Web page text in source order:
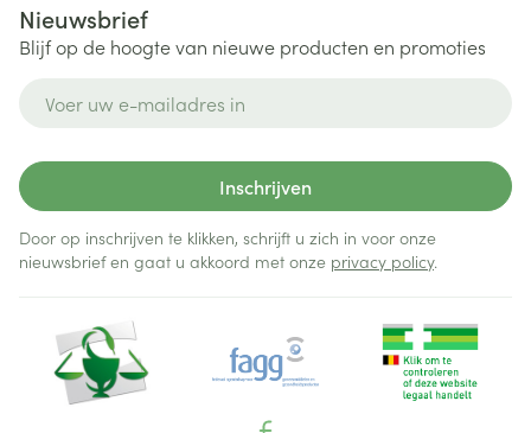
Nieuwsbrief
Blijf op de hoogte van nieuwe producten en promoties
Inschrijven
Door op inschrijven te klikken, schrijft u zich in voor onze
nieuwsbrief en gaat u akkoord met onze privacy policy.